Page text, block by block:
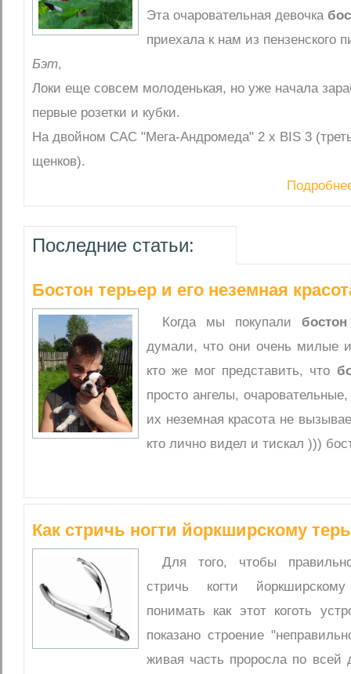
Эта очаровательная девочка
приехала к нам из пензенского
Бэт,
Локи еще совсем молоденькая, но уже начала
первые розетки и кубки.
На двойном САС "Мега-Андромеда" 2 x BIS 3
щенков).
Последние статьи:
Бостон терьер и его неземная
Когда мы покупали
думали, что они очень милые
кто же мог представить, что
просто ангелы,
их неземная красота не
кто лично видел и тискал )))
Как стричь ногти йоркширскому
Для того, чтобы
стричь когти
понимать как этот коготь
показано строение
живая часть проросла по всей